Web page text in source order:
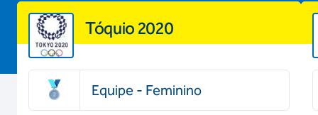
Tóquio 2020
Equipe - Feminino